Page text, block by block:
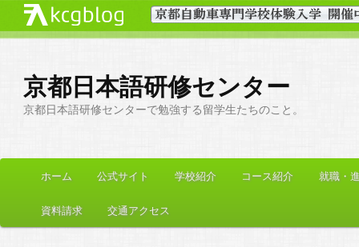
京都日本語研修センター
京都日本語研修センターで勉強する留学生たちのこと。
メ
メ
イ
サ
ブ
ホーム 公式サイト 学校紹介 コース紹介 就職・
資料請求 交通アクセス